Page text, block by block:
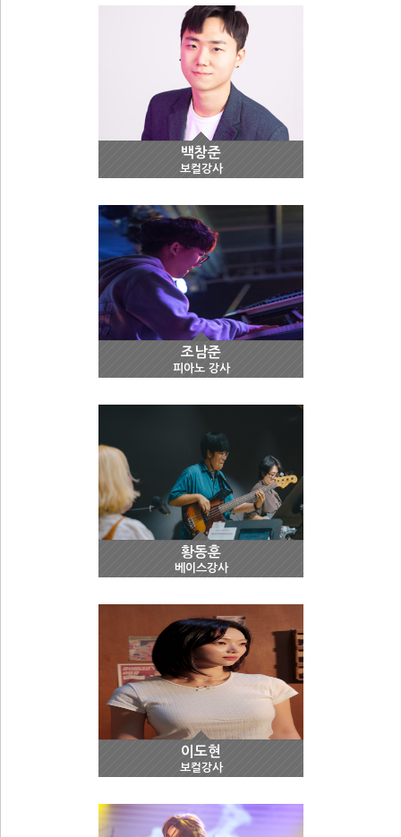
백창준
보컬강사
조남준
피아노 강사
황동훈
베이스강사
이도현
보컬강사